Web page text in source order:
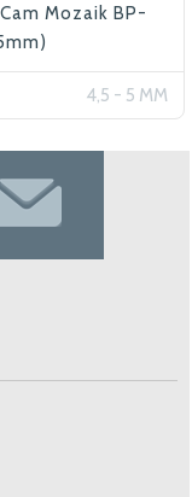
Mozaik BP-
4,5 - 5 MM